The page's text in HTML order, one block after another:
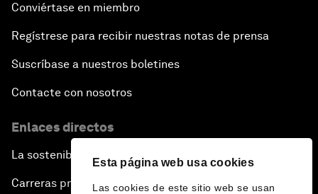
Esta página web usa cookies
Las cookies de este sitio web se usan
Conviértase en miembro
Regístrese para recibir nuestras notas de prensa
Suscríbase a nuestros boletines
Contacte con nosotros
Enlaces directos
La sostenibilidad en el Foro
Carreras profesionales